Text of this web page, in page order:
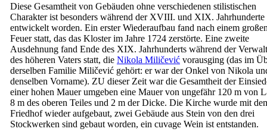
Diese Gesamtheit von Gebäuden ohne verschiedenen stilistischen
Charakter ist besonders während der XVIII. und XIX. Jahrhunderte
entwickelt worden. Ein erster Wiederaufbau fand nach einem
Feuer statt, das das Kloster im Jahre 1724 zerstörte. Eine zweite
Ausdehnung fand Ende des XIX. Jahrhunderts während der
des höheren Vaters statt, die Nikola Miličević vorausging (das im
derselben Familie Miličević gehört: er war der Onkel von Nikola
denselben Vorname). ZU dieser Zeit war die Gesamtheit der
einer hohen Mauer umgeben eine Mauer von ungefähr 120 m von
8 m des oberen Teiles und 2 m der Dicke. Die Kirche wurde mit
Friedhof wieder aufgebaut, zwei Gebäude aus Stein von den drei
Stockwerken sind gebaut worden, ein cuvage Wein ist entstanden.